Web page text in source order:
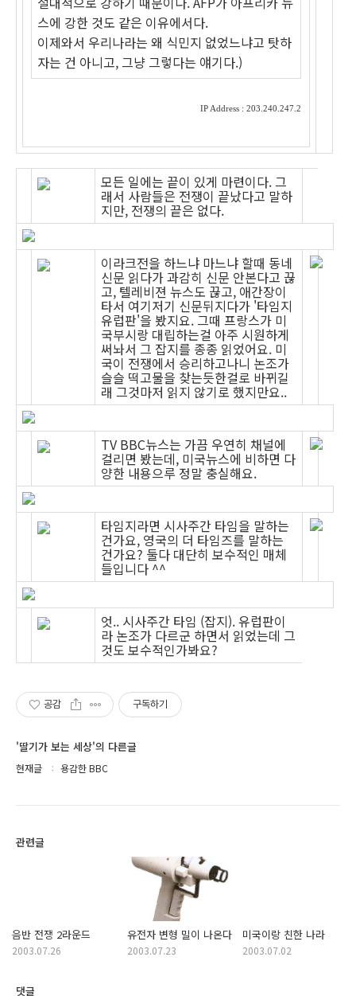
스에 강한 것도 같은 이유에서다.
이제와서 우리나라는 왜 식민지 없었느냐고 탓하
자는 건 아니고, 그냥 그렇다는 얘기다.)
IP Address : 203.240.247.2
모든 일에는 끝이 있게 마련이다. 그
래서 사람들은 전쟁이 끝났다고 말하
지만, 전쟁의 끝은 없다.
이라크전을 하느냐 마느냐 할때 동네
신문 읽다가 과감히 신문 안본다고 끊
고, 텔레비젼 뉴스도 끊고, 애간장이
타서 여기저기 신문뒤지다가 '타임지
유럽판'을 봤지요. 그때 프랑스가 미
국부시랑 대립하는걸 아주 시원하게
써놔서 그 잡지를 종종 읽었어요. 미
국이 전쟁에서 승리하고나니 논조가
슬슬 떡고물을 찾는듯한걸로 바뀌길
래 그것마저 읽지 않기로 했지만요..
TV BBC뉴스는 가끔 우연히 채널에
걸리면 봤는데, 미국뉴스에 비하면 다
양한 내용으루 정말 충실해요.
타임지라면 시사주간 타임을 말하는
건가요, 영국의 더 타임즈를 말하는
건가요? 둘다 대단히 보수적인 매체
들입니다 ^^
엇.. 시사주간 타임 (잡지). 유럽판이
라 논조가 다르군 하면서 읽었는데 그
것도 보수적인가봐요?
공감 구독하기
'딸기가 보는 세상'의 다른글
현재글 용감한 BBC
관련글
음반 전쟁 2라운드
2003.07.26
유전자 변형 밀이 나온다
2003.07.23
미국이랑 친한 나라
2003.07.02
댓글